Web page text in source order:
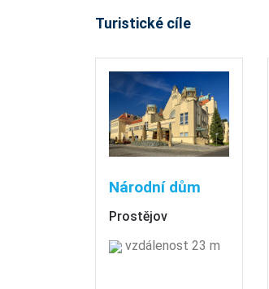
Turistické cíle
Národní dům
Prostějov
vzdálenost 23 m